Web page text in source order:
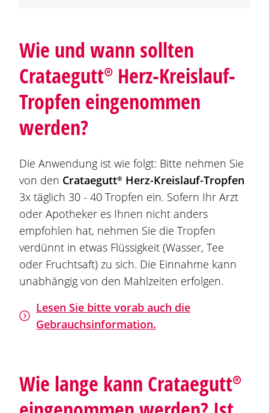
Wie und wann sollten
Crataegutt® Herz-Kreislauf-
Tropfen eingenommen
werden?
Die Anwendung ist wie folgt: Bitte nehmen Sie
von den Crataegutt® Herz-Kreislauf-Tropfen
3x täglich 30 - 40 Tropfen ein. Sofern Ihr Arzt
oder Apotheker es Ihnen nicht anders
empfohlen hat, nehmen Sie die Tropfen
verdünnt in etwas Flüssigkeit (Wasser, Tee
oder Fruchtsaft) zu sich. Die Einnahme kann
unabhängig von den Mahlzeiten erfolgen.
Lesen Sie bitte vorab auch die
Gebrauchsinformation.
Wie lange kann Crataegutt®